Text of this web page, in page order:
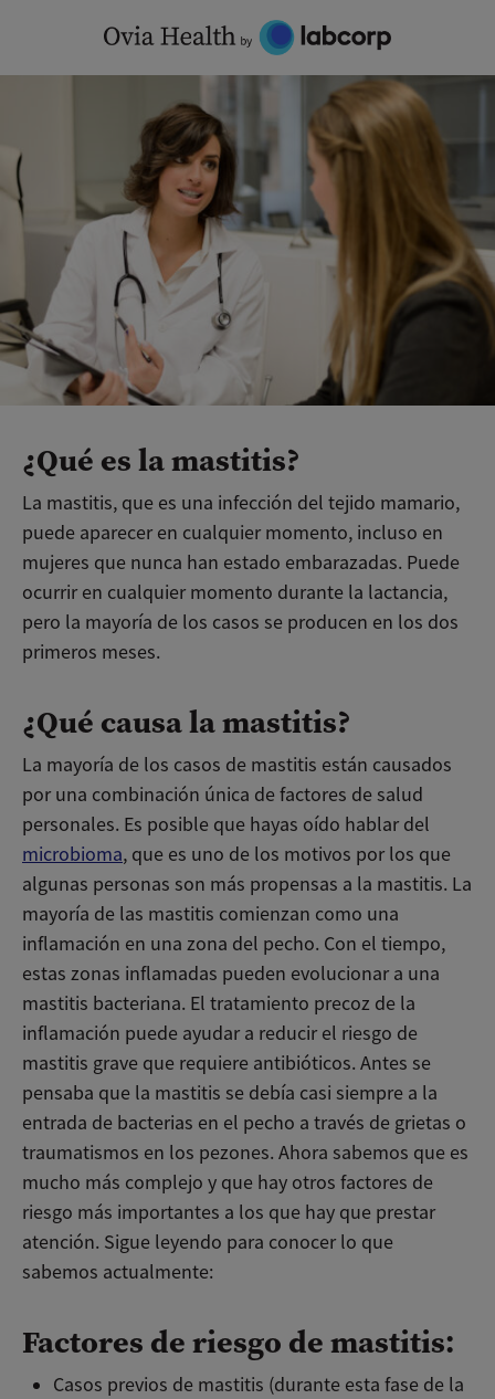
content
¿Qué es la mastitis?
La mastitis, que es una infección del tejido mamario,
puede aparecer en cualquier momento, incluso en
mujeres que nunca han estado embarazadas. Puede
ocurrir en cualquier momento durante la lactancia,
pero la mayoría de los casos se producen en los dos
primeros meses.
¿Qué causa la mastitis?
La mayoría de los casos de mastitis están causados
por una combinación única de factores de salud
personales. Es posible que hayas oído hablar del
microbioma, que es uno de los motivos por los que
algunas personas son más propensas a la mastitis. La
mayoría de las mastitis comienzan como una
inflamación en una zona del pecho. Con el tiempo,
estas zonas inflamadas pueden evolucionar a una
mastitis bacteriana. El tratamiento precoz de la
inflamación puede ayudar a reducir el riesgo de
mastitis grave que requiere antibióticos. Antes se
pensaba que la mastitis se debía casi siempre a la
entrada de bacterias en el pecho a través de grietas o
traumatismos en los pezones. Ahora sabemos que es
mucho más complejo y que hay otros factores de
riesgo más importantes a los que hay que prestar
atención. Sigue leyendo para conocer lo que
sabemos actualmente:
Factores de riesgo de mastitis:
Casos previos de mastitis (durante esta fase de la